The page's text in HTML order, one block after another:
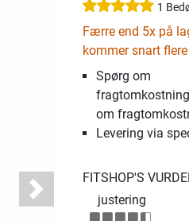
Next
1
Færre end 5x på
kommer snart flere
Spørg om
om
Levering via
FITSHOP'S
justering